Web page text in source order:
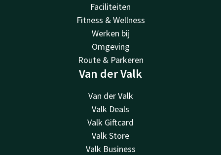
Faciliteiten
Fitness & Wellness
Werken bij
Omgeving
Route & Parkeren
Van der Valk
Van der Valk
Valk Deals
Valk Giftcard
Valk Store
Valk Business